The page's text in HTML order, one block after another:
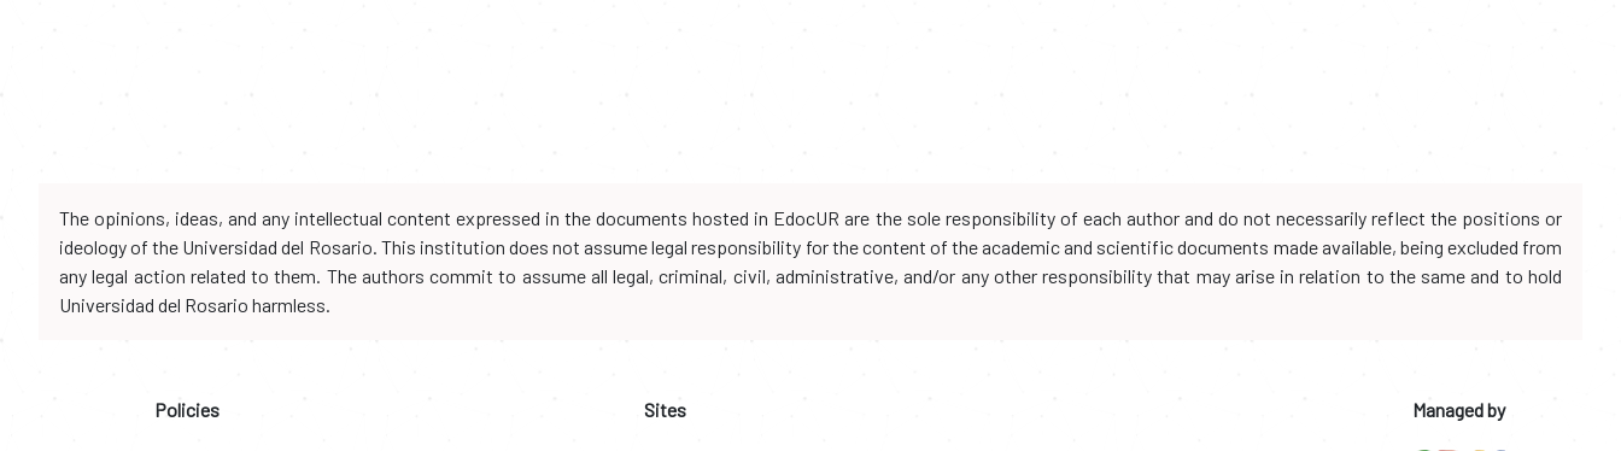
The opinions, ideas, and any intellectual content expressed in the documents hosted in EdocUR are the sole responsibility of each author and do not necessarily reflect the positions or
ideology of the Universidad del Rosario. This institution does not assume legal responsibility for the content of the academic and scientific documents made available, being excluded from
any legal action related to them. The authors commit to assume all legal, criminal, civil, administrative, and/or any other responsibility that may arise in relation to the same and to hold
Universidad del Rosario harmless.
Policies Sites Managed by